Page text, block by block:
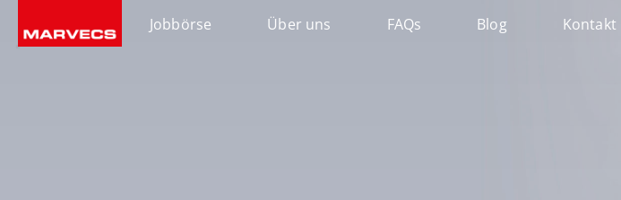
Jobbörse Über uns FAQs Blog Kontakt